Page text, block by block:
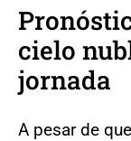
cielo
jornada
A pesar de